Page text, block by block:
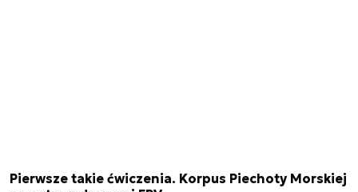
Pierwsze takie ćwiczenia. Korpus Piechoty Morskiej